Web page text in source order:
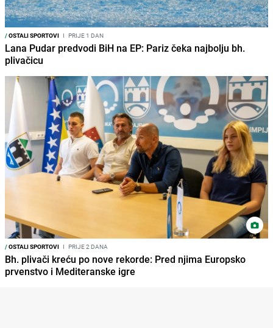
/OSTALI SPORTOVI I PRIJE 1 DAN
Lana Pudar predvodi BiH na EP: Pariz čeka najbolju bh.
plivačicu
/OSTALI SPORTOVI I PRIJE 2 DANA
Bh. plivači kreću po nove rekorde: Pred njima Europsko
prvenstvo i Mediteranske igre